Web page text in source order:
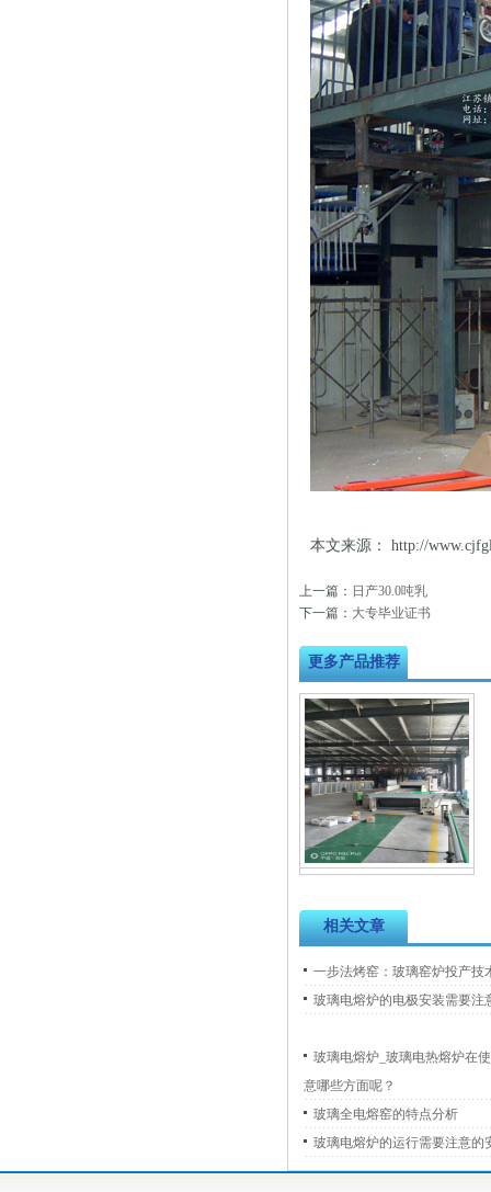
本文来源： http://
上一篇： 日产30.0吨乳
下一篇： 大专毕业证书
更多产品推荐
相关文章
一步法烤窑：玻璃窑炉投产技
玻璃电熔炉的电极安装需要注
玻璃电熔炉_玻璃电热熔炉在
意哪些方面呢？
玻璃全电熔窑的特点分析
玻璃电熔炉的运行需要注意的